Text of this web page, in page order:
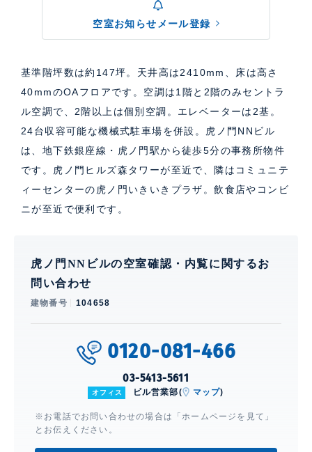
空室お知らせメール登録
基準階坪数は約147坪。天井高は2410mm、床は高さ
40mmのOAフロアです。空調は1階と2階のみセントラ
ル空調で、2階以上は個別空調。エレベーターは2基。
24台収容可能な機械式駐車場を併設。虎ノ門NNビル
は、地下鉄銀座線・虎ノ門駅から徒歩5分の事務所物件
です。虎ノ門ヒルズ森タワーが至近で、隣はコミュニテ
ィーセンターの虎ノ門いきいきプラザ。飲食店やコンビ
ニが至近で便利です。
虎ノ門NNビルの空室確認・内覧に関するお
問い合わせ
建物番号 104658
0120-081-466
03-5413-5611
オフィス ビル営業部( マップ)
※お電話でお問い合わせの場合は「ホームページを見て」
とお伝えください。